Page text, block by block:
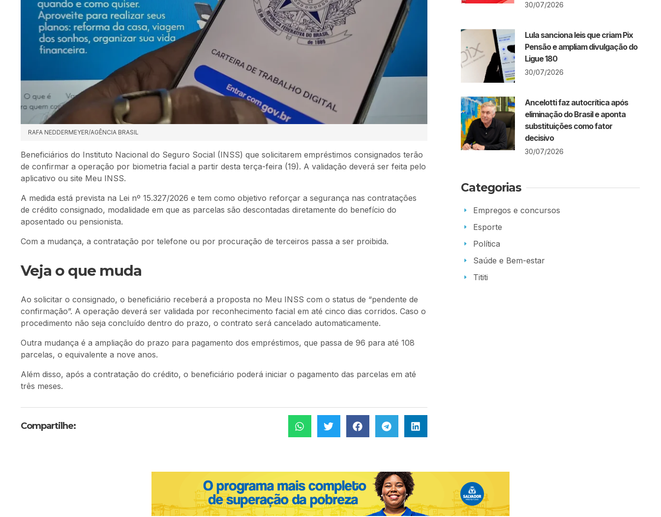
RAFA NEDDERMEYER/AGÊNCIA BRASIL
Beneficiários do Instituto Nacional do Seguro Social (INSS) que solicitarem empréstimos consignados terão
de confirmar a operação por biometria facial a partir desta terça-feira (19). A validação deverá ser feita pelo
aplicativo ou site Meu INSS.
A medida está prevista na Lei nº 15.327/2026 e tem como objetivo reforçar a segurança nas contratações
de crédito consignado, modalidade em que as parcelas são descontadas diretamente do benefício do
aposentado ou pensionista.
Com a mudança, a contratação por telefone ou por procuração de terceiros passa a ser proibida.
Veja o que muda
Ao solicitar o consignado, o beneficiário receberá a proposta no Meu INSS com o status de “pendente de
confirmação”. A operação deverá ser validada por reconhecimento facial em até cinco dias corridos. Caso o
procedimento não seja concluído dentro do prazo, o contrato será cancelado automaticamente.
Outra mudança é a ampliação do prazo para pagamento dos empréstimos, que passa de 96 para até 108
parcelas, o equivalente a nove anos.
Além disso, após a contratação do crédito, o beneficiário poderá iniciar o pagamento das parcelas em até
três meses.
Compartilhe:
30/07/2026
Lula sanciona leis que criam Pix
Pensão e ampliam divulgação do
Ligue 180
30/07/2026
Ancelotti faz autocrítica após
eliminação do Brasil e aponta
substituições como fator
decisivo
30/07/2026
Categorias
Empregos e concursos
Esporte
Política
Saúde e Bem-estar
Tititi